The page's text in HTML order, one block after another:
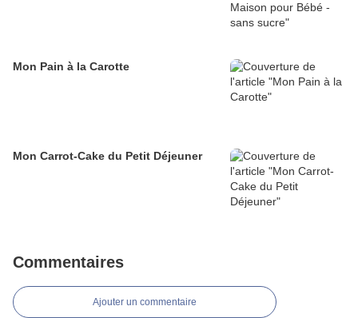
Mon Pain à la Carotte
Mon Carrot-Cake du Petit Déjeuner
Commentaires
Ajouter un commentaire